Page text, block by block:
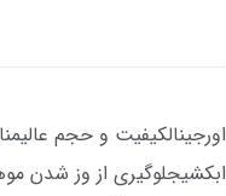
اورجینالکیفیت و حجم
ابکشیجلوگیری از وز شدن